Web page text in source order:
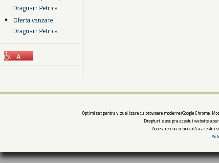
Dragusin Petrica
Oferta vanzare
Dragusin Petrica
Optimizat pentru vizualizare cu browsere moderne (Google Chrome,
Drepturile asupra acestui website
Accesarea neautorizată a acestui